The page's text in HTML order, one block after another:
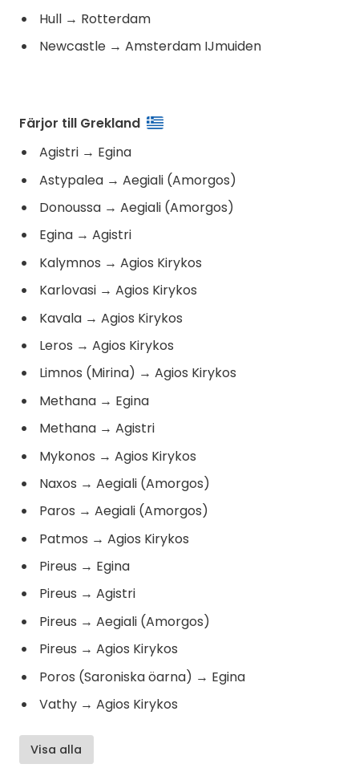
Hull → Rotterdam
Newcastle → Amsterdam IJmuiden
Färjor till Grekland
Agistri → Egina
Astypalea → Aegiali (Amorgos)
Donoussa → Aegiali (Amorgos)
Egina → Agistri
Kalymnos → Agios Kirykos
Karlovasi → Agios Kirykos
Kavala → Agios Kirykos
Leros → Agios Kirykos
Limnos (Mirina) → Agios Kirykos
Methana → Egina
Methana → Agistri
Mykonos → Agios Kirykos
Naxos → Aegiali (Amorgos)
Paros → Aegiali (Amorgos)
Patmos → Agios Kirykos
Pireus → Egina
Pireus → Agistri
Pireus → Aegiali (Amorgos)
Pireus → Agios Kirykos
Poros (Saroniska öarna) → Egina
Vathy → Agios Kirykos
Visa alla